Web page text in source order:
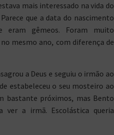
mais interessado na vida do
que a data do nascimento
eram gêmeos. Foram muito
mesmo ano, com diferença de
a Deus e seguiu o irmão ao
estabeleceu o seu mosteiro ao
bastante próximos, mas Bento
ver a irmã. Escolástica queria